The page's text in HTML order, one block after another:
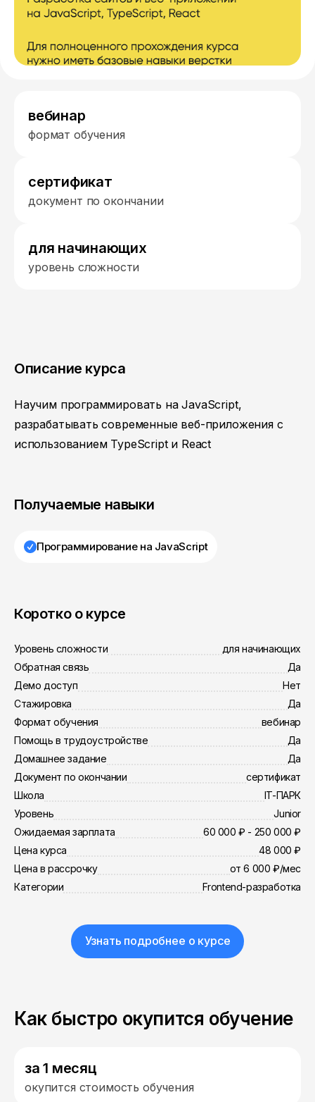
вебинар
формат обучения
сертификат
документ по окончании
для начинающих
уровень сложности
Описание курса
Научим программировать на JavaScript,
разрабатывать современные веб-приложения с
использованием TypeScript и React
Получаемые навыки
Программирование на JavaScript
Коротко о курсе
Уровень сложности
для начинающих
Обратная связь
Да
Демо доступ
Нет
Стажировка
Да
Формат обучения
вебинар
Помощь в трудоустройстве
Да
Домашнее задание
Да
Документ по окончании
сертификат
Школа
IT-ПАРК
Уровень
Junior
Ожидаемая зарплата
60 000 ₽ - 250 000 ₽
Цена курса
48 000 ₽
Цена в рассрочку
от 6 000 ₽/мес
Категории
Frontend-разработка
Узнать подробнее о курсе
Как быстро окупится обучение
за 1 месяц
окупится стоимость обучения